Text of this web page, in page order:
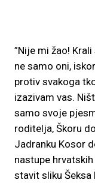
”Nije mi žao!
ne samo oni,
protiv svakoga
izazivam vas.
samo svoje
roditelja, Škoru
Jadranku Kosor
nastupe
stavit sliku